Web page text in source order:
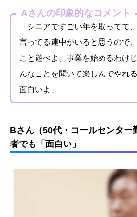
Aさんの印象的なコメント
「シニアですごい年を取ってて
言ってる連中がいると思うので
こと遊べよ。事業を始めるわけ
んなことを聞いて楽しんでやれ
面白いよ」
Bさん（50代・コールセンター
者でも「面白い」